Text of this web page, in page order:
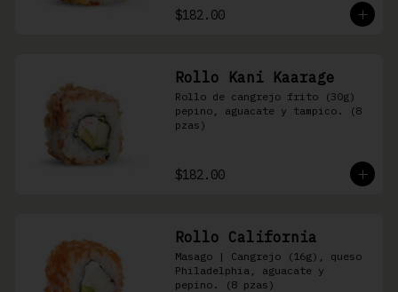
$182.00
Rollo Kani Kaarage
Rollo de cangrejo frito (30g)
pepino, aguacate y tampico. (8
pzas)
$182.00
Rollo California
Masago | Cangrejo (16g), queso
Philadelphia, aguacate y
pepino. (8 pzas)